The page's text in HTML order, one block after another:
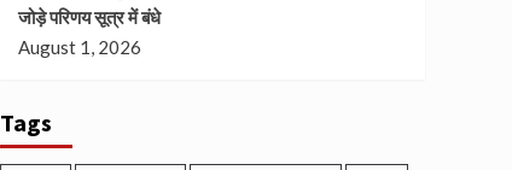
जोड़े परिणय सूत्र में बंधे
August 1, 2026
Tags